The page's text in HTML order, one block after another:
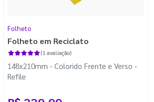
Folheto
Folheto em Reciclato
(1 avaliação)
148x210mm - Colorido Frente e Verso -
Refile